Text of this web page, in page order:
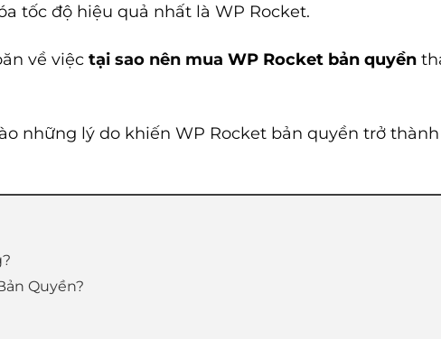
tốc độ hiệu quả nhất là WP Rocket.
về việc tại sao nên mua WP Rocket bản quyền
những lý do khiến WP Rocket bản quyền trở
Quyền?